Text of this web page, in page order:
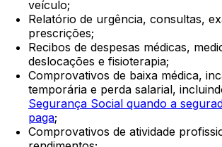
veículo;
Relatório de urgência, consultas,
prescrições;
Recibos de despesas médicas,
deslocações e fisioterapia;
Comprovativos de baixa médica,
temporária e perda salarial,
Segurança Social quando a
paga;
Comprovativos de atividade